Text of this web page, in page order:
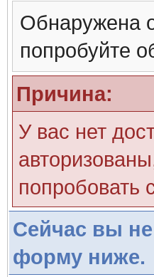
Обнаружена
попробуйте
Причина:
У вас нет
попробовать
Сейчас вы
форму ниже.